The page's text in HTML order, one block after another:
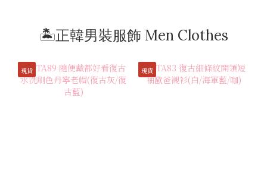
🏝️正韓男裝服飾 Men Clothes
現貨 現貨